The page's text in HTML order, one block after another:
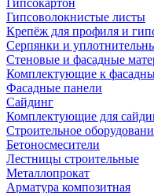
Гипсокартон
Гипсоволокнистые листы
Крепёж для профиля и
Серпянки и
Стеновые и фасадные
Комплектующие к
Фасадные панели
Сайдинг
Комплектующие для
Строительное
Бетоносмесители
Лестницы строительные
Металлопрокат
Арматура композитная